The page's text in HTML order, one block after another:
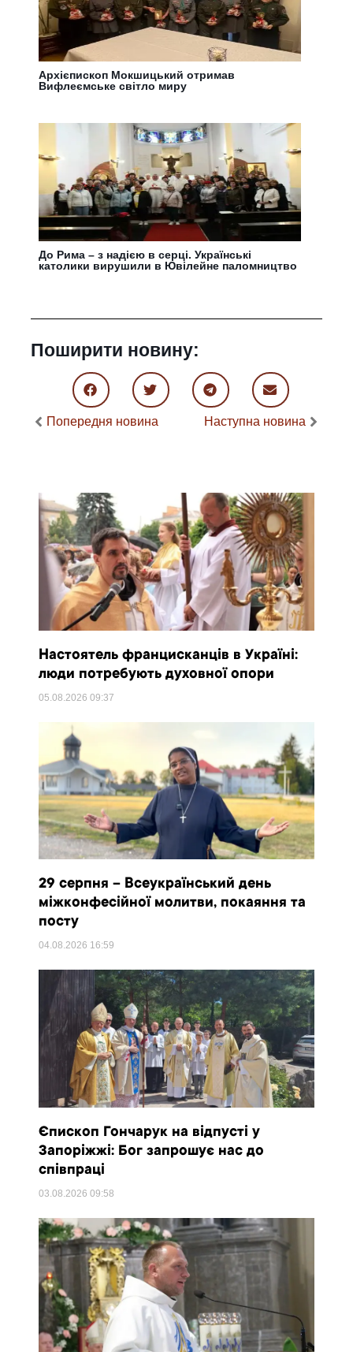
Архієпископ Мокшицький отримав
Вифлеємське світло миру
До Рима – з надією в серці. Українські
католики вирушили в Ювілейне паломництво
Поширити новину:
Попередня новина Наступна новина
Настоятель францисканців в Україні:
люди потребують духовної опори
05.08.202609:37
29 серпня – Всеукраїнський день
міжконфесійної молитви, покаяння та
посту
04.08.2026 16:59
Єпископ Гончарук на відпусті у
Запоріжжі: Бог запрошує нас до
співпраці
03.08.202609:58